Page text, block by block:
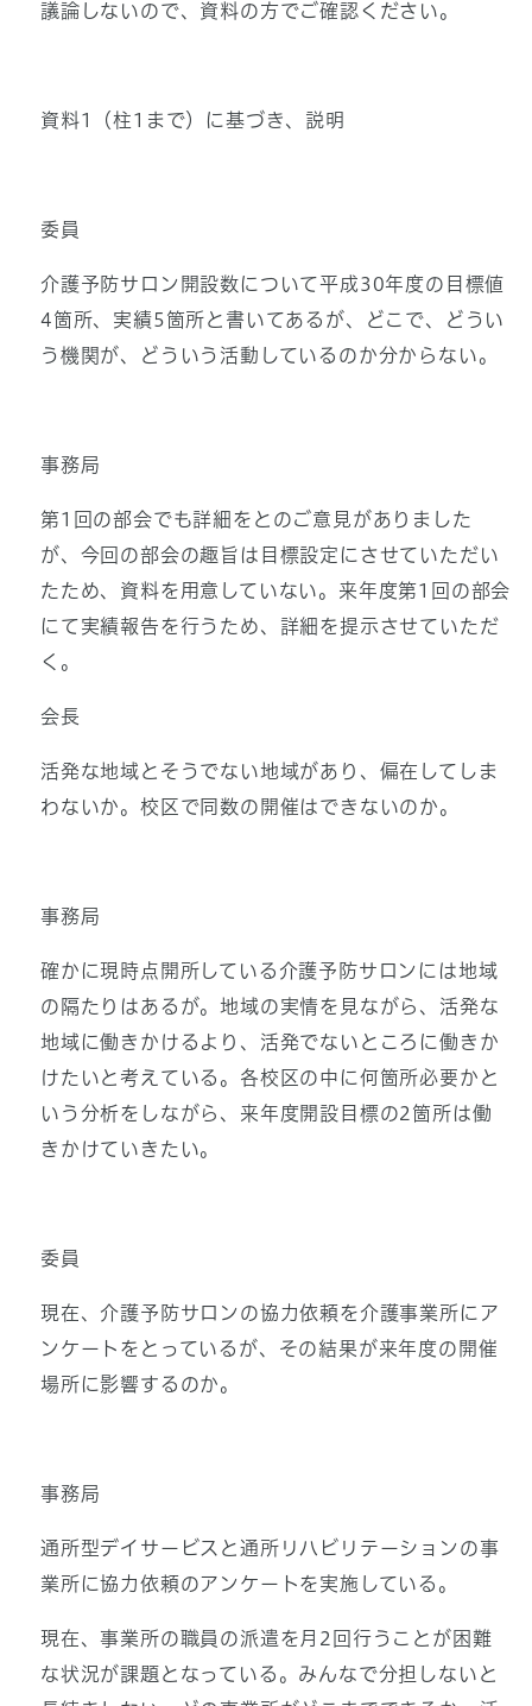
議論しないので、資料の方でご確認ください。
資料1（柱1まで）に基づき、説明
委員
介護予防サロン開設数について平成30年度の目標値
4箇所、実績5箇所と書いてあるが、どこで、どうい
う機関が、どういう活動しているのか分からない。
事務局
第1回の部会でも詳細をとのご意見がありました
が、今回の部会の趣旨は目標設定にさせていただい
たため、資料を用意していない。来年度第1回の部会
にて実績報告を行うため、詳細を提示させていただ
く。
会長
活発な地域とそうでない地域があり、偏在してしま
わないか。校区で同数の開催はできないのか。
事務局
確かに現時点開所している介護予防サロンには地域
の隔たりはあるが。地域の実情を見ながら、活発な
地域に働きかけるより、活発でないところに働きか
けたいと考えている。各校区の中に何箇所必要かと
いう分析をしながら、来年度開設目標の2箇所は働
きかけていきたい。
委員
現在、介護予防サロンの協力依頼を介護事業所にア
ンケートをとっているが、その結果が来年度の開催
場所に影響するのか。
事務局
通所型デイサービスと通所リハビリテーションの事
業所に協力依頼のアンケートを実施している。
現在、事業所の職員の派遣を月2回行うことが困難
な状況が課題となっている。みんなで分担しないと